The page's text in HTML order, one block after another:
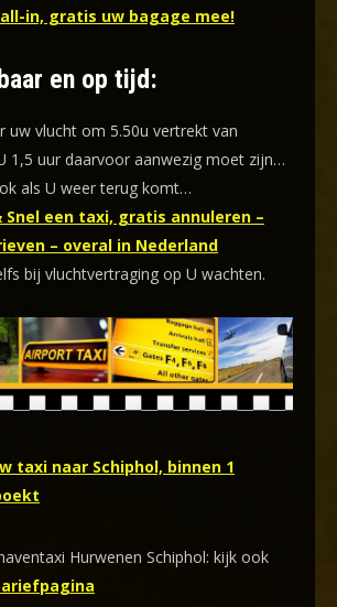
in, gratis uw bagage mee!
en op tijd:
uw vlucht om 5.50u vertrekt van
1,5 uur daarvoor aanwezig moet zijn…
als U weer terug komt…
Snel een taxi, gratis annuleren –
– overal in Nederland
bij vluchtvertraging op U wachten.
taxi naar Schiphol, binnen 1
Hurwenen Schiphol: kijk ook